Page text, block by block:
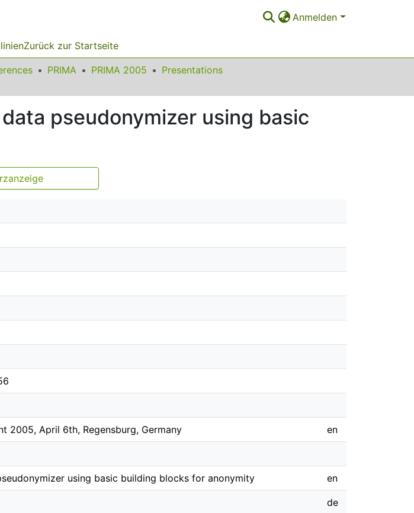
Anmelden
Zurück zur Startseite
PRIMA PRIMA 2005
Presentations
pseudonymizer using basic
2005, April 6th, Regensburg, Germany en
using basic building blocks for anonymity en
de